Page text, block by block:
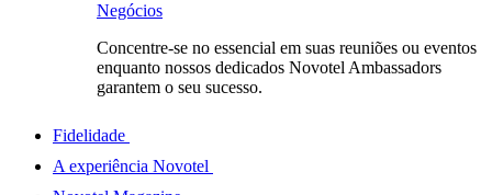
Negócios
Concentre-se no essencial em suas reuniões ou eventos
enquanto nossos dedicados Novotel Ambassadors
garantem o seu sucesso.
Fidelidade
A experiência Novotel